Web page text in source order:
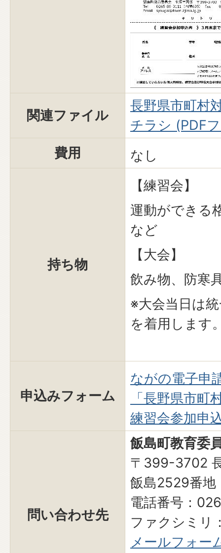
関連ファイル
長野県市町村
チラシ (PDF
費用
なし
持ち物
【練習会】
運動ができる
など
【大会】
飲み物、防寒
※大会当日は
を着用します
申込みフォーム
ながの電子申
「長野県市町
練習会参加申
問い合わせ先
飯島町教育委
〒399-3702
飯島2529番地
電話番号：
ファクシミ
メールフォー